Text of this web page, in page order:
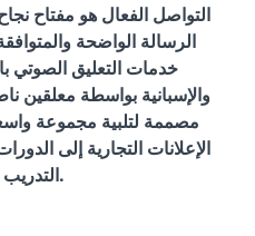
التواصل الفعال هو مفتاح
الرسالة الواضحة
خدمات التعليق الصوتي
والإسبانية بواسطة معلقين
مصممة لتلبية مجموعة
الإعلانات التجارية إلى
التدريب والمزيد.